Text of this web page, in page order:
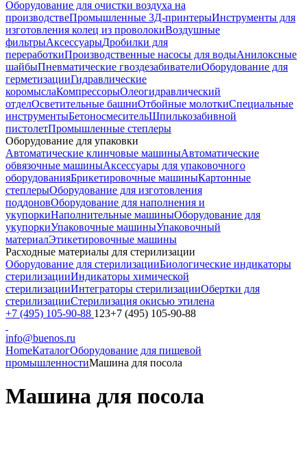
Оборудование для очистки воздуха на
производствеПромышленные 3Д-принтерыИнструменты для
изготовления колец из проволокиВоздушные
фильтрыАксессуарыДробилки для
переработкиПроизводственные насосы для водыАнилокcные
шайбыПневматические гвоздезабивателиОборудование для
герметизацииГидравлические
коромыслаКомпрессорыОлеогидравлический
отделОсветительные башниОтбойные молоткиСпециальные
инструментыБетоносмесительШпилькозабивной
пистолетПромышленные степлеры
Оборудование для упаковки
Автоматические клинчовые машиныАвтоматические
обвязочные машиныАксессуары для упаковочного
оборудованияБрикетировочные машиныКартонные
степлерыОборудование для изготовления
поддоновОборудование для наполнения и
укупоркиНаполнительные машиныОборудование для
укупоркиУпаковочные машиныУпаковочный
материалЭтикетировочные машины
Расходные материалы для стерилизации
Оборудование для стерилизацииБиологические индикаторы
стерилизацииИндикаторы химической
стерилизацииИнтеграторы стерилизацииОбертки для
стерилизацииСтерилизация окисью этилена
+7 (495) 105-90-88 123+7 (495) 105-90-88
info@buenos.ru
HomeКаталогОборудование для пищевой
промышленностиМашина для посола
Машина для посола